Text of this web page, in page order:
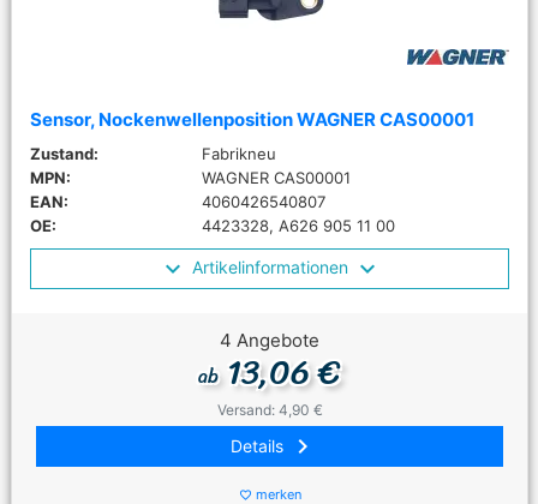
Sensor, Nockenwellenposition WAGNER CAS00001
Zustand:
Fabrikneu
MPN:
WAGNER CAS00001
EAN:
4060426540807
OE:
4423328, A626 905 11 00
Artikelinformationen
4 Angebote
ab13,06 €
Versand: 4,90 €
Details keyboard_arrow_right
favorite_border merken